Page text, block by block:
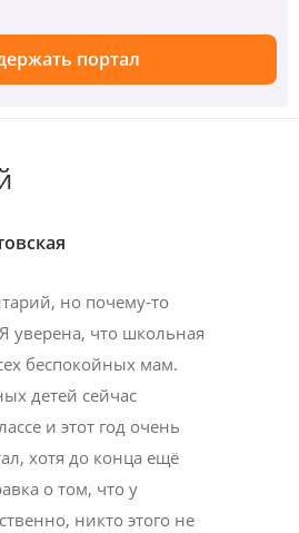
портал
но почему-то
уверена, что школьная
беспокойных мам.
детей сейчас
и этот год очень
хотя до конца ещё
о том, что у
никто этого не